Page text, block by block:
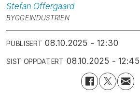
Stefan Offergaard
BYGGEINDUSTRIEN
PUBLISERT 08.10.2025 - 12:30
SIST OPPDATERT 08.10.2025 - 12:45